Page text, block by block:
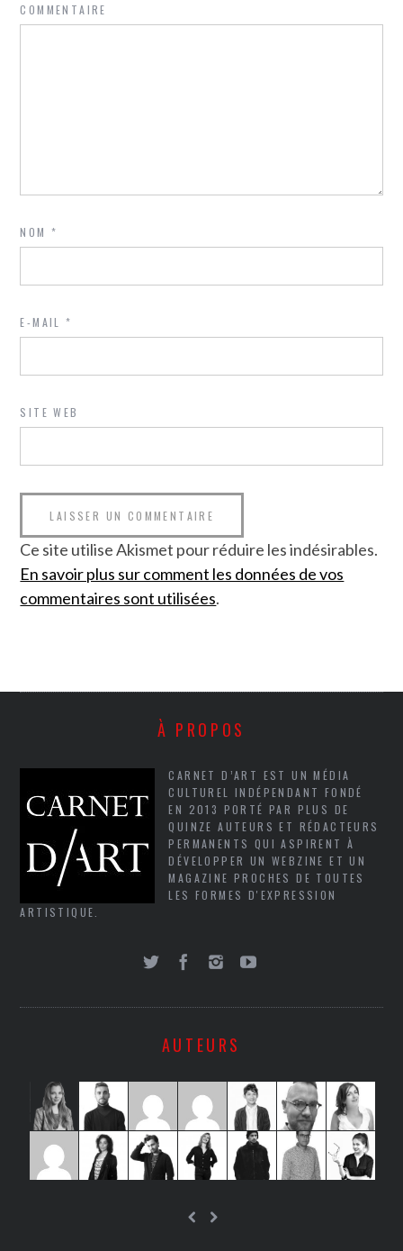
COMMENTAIRE
NOM*
E-MAIL*
SITE WEB
Ce site utilise Akismet pour réduire les indésirables.
En savoir plus sur comment les données de vos
commentaires sont utilisées.
À PROPOS
CARNET D’ART EST UN MÉDIA
CULTUREL INDÉPENDANT FONDÉ
EN 2013 PORTÉ PAR PLUS DE
QUINZE AUTEURS ET RÉDACTEURS
PERMANENTS QUI ASPIRENT À
DÉVELOPPER UN WEBZINE ET UN
MAGAZINE PROCHES DE TOUTES
LES FORMES D'EXPRESSION
ARTISTIQUE.
AUTEURS